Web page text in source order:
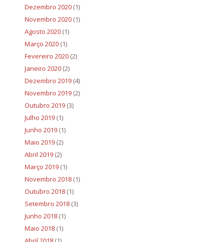
Dezembro 2020 (1)
Novembro 2020 (1)
Agosto 2020 (1)
Março 2020 (1)
Fevereiro 2020 (2)
Janeiro 2020 (2)
Dezembro 2019 (4)
Novembro 2019 (2)
Outubro 2019 (3)
Julho 2019 (1)
Junho 2019 (1)
Maio 2019 (2)
Abril 2019 (2)
Março 2019 (1)
Novembro 2018 (1)
Outubro 2018 (1)
Setembro 2018 (3)
Junho 2018 (1)
Maio 2018 (1)